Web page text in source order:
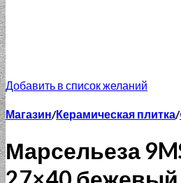
Добавить в список желаний
Магазин/Керамическая плитка/
Марсельеза